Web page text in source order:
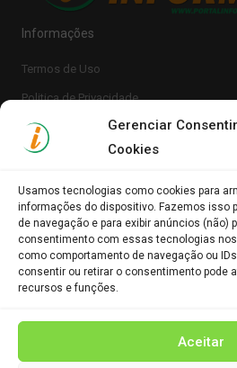
Gerenciar
Cookies
Usamos tecnologias como cookies para
informações do dispositivo. Fazemos isso
de navegação e para exibir anúncios (não)
consentimento com essas tecnologias
como comportamento de navegação ou
consentir ou retirar o consentimento pode
recursos e funções.
Aceitar
Informações
Termos de Uso
Politica de Privacidade
Portal
Clique para aceitar os
ativar este